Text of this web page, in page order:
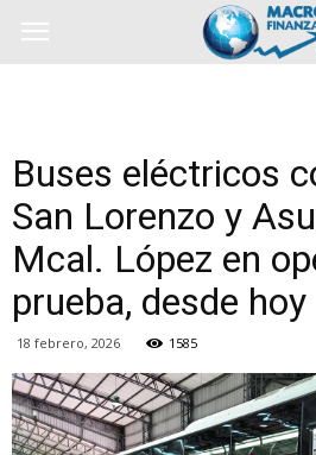
Buses eléctricos
San Lorenzo y
Mcal. López en
prueba, desde hoy
18 febrero, 2026 1585